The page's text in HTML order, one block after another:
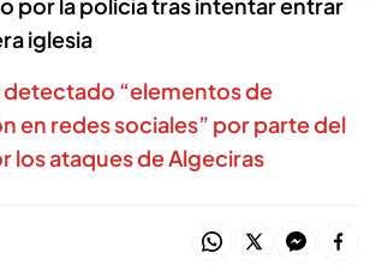
iglesia
detectado “elementos de
en redes sociales” por parte del
los ataques de Algeciras